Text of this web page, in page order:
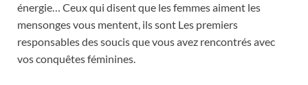
énergie… Ceux qui disent que les femmes aiment les
mensonges vous mentent, ils sont Les premiers
responsables des soucis que vous avez rencontrés avec
vos conquêtes féminines.